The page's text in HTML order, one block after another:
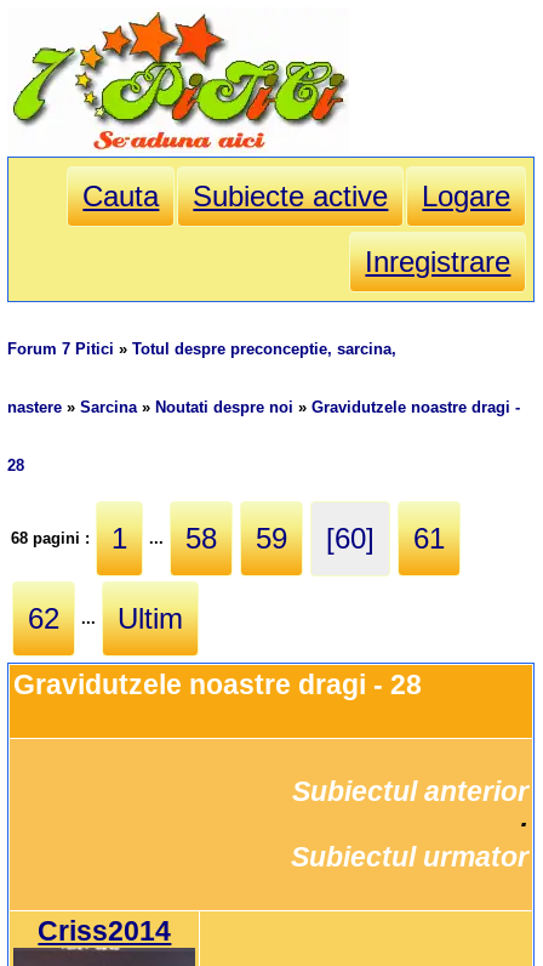
Cauta Subiecte active
Logare
Inregistrare
Forum 7 Pitici »Totul despre preconceptie, sarcina,
nastere »Sarcina» Noutati despre noi »Gravidutzele noastre dragi -
28
68 pagini : 1 ... 58 59 [60] 61
62 ... Ultim
Gravidutzele noastre dragi - 28
Subiectul anterior
Subiectul urmator
Criss2014